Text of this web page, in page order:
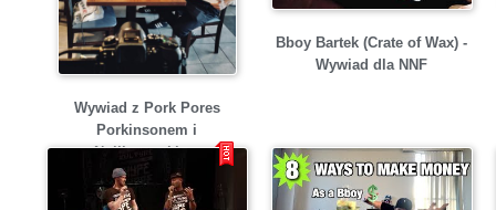
Wywiad z Pork Pores
Porkinsonem i
Nullizmatykiem
Bboy Bartek (Crate of Wax) -
Wywiad dla NNF